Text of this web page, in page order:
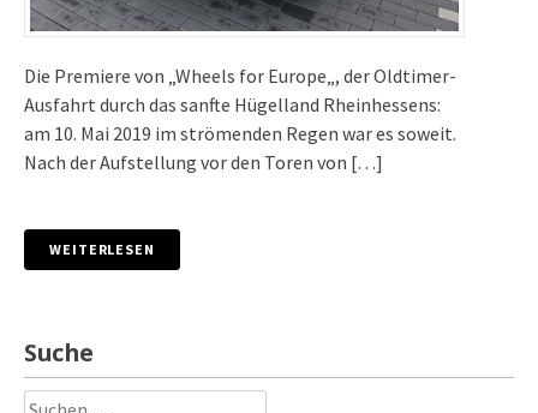
Die Premiere von „Wheels for Europe„, der Oldtimer-
Ausfahrt durch das sanfte Hügelland Rheinhessens:
am 10. Mai 2019 im strömenden Regen war es soweit.
Nach der Aufstellung vor den Toren von […]
WEITERLESEN
Suche
Suchen